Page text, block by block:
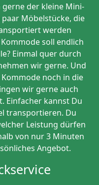
der kleine Mini-
Möbelstücke, die
werden
soll endlich
Einmal quer durch
wir gerne. Und
noch in die
wir gerne auch
Einfacher kannst Du
transportieren. Du
Leistung dürfen
von nur 3 Minuten
Angebot.